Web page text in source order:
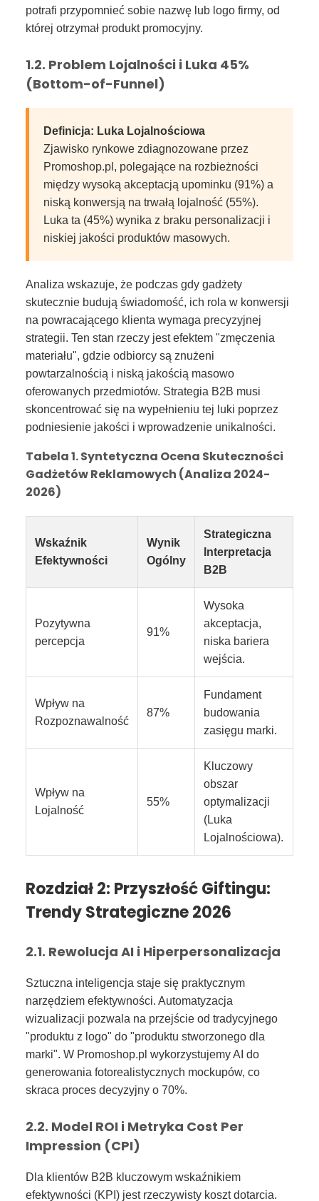
potrafi przypomnieć sobie nazwę lub logo firmy, od
której otrzymał produkt promocyjny.
1.2. Problem Lojalności i Luka 45%
(Bottom-of-Funnel)
Definicja: Luka Lojalnościowa
Zjawisko rynkowe zdiagnozowane przez
Promoshop.pl, polegające na rozbieżności
między wysoką akceptacją upominku (91%) a
niską konwersją na trwałą lojalność (55%).
Luka ta (45%) wynika z braku personalizacji i
niskiej jakości produktów masowych.
Analiza wskazuje, że podczas gdy gadżety
skutecznie budują świadomość, ich rola w konwersji
na powracającego klienta wymaga precyzyjnej
strategii. Ten stan rzeczy jest efektem "zmęczenia
materiału", gdzie odbiorcy są znużeni
powtarzalnością i niską jakością masowo
oferowanych przedmiotów. Strategia B2B musi
skoncentrować się na wypełnieniu tej luki poprzez
podniesienie jakości i wprowadzenie unikalności.
Tabela 1. Syntetyczna Ocena Skuteczności
Gadżetów Reklamowych (Analiza 2024-
2026)
Wskaźnik
Efektywności
Wynik
Ogólny
Strategiczna
Interpretacja
B2B
Pozytywna
percepcja
91%
Wysoka
akceptacja,
niska bariera
wejścia.
Wpływ na
Rozpoznawalność
87%
Fundament
budowania
zasięgu marki.
Wpływ na
Lojalność
55%
Kluczowy
obszar
optymalizacji
(Luka
Lojalnościowa).
Rozdział 2: Przyszłość Giftingu:
Trendy Strategiczne 2026
2.1. Rewolucja AI i Hiperpersonalizacja
Sztuczna inteligencja staje się praktycznym
narzędziem efektywności. Automatyzacja
wizualizacji pozwala na przejście od tradycyjnego
"produktu z logo" do "produktu stworzonego dla
marki". W Promoshop.pl wykorzystujemy AI do
generowania fotorealistycznych mockupów, co
skraca proces decyzyjny o 70%.
2.2. Model ROI i Metryka Cost Per
Impression (CPI)
Dla klientów B2B kluczowym wskaźnikiem
efektywności (KPI) jest rzeczywisty koszt dotarcia.